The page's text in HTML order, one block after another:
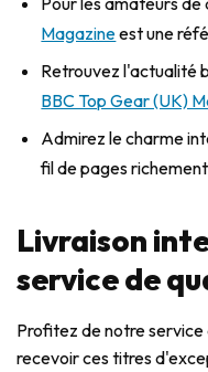
Magazineest une
Retrouvez l'actualité
BBC Top Gear (UK)
Admirez le charme
fil de pages
Livraison
service de
Profitez de notre
recevoir ces titres